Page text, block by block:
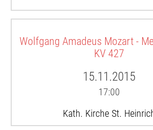
Wolfgang Amadeus Mozart -
KV 427
15.11.2015
17:00
Kath. Kirche St.